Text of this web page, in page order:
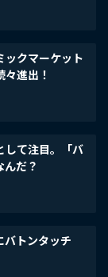
ックマーケット
々進出！
して注目。「バ
だ？
バトンタッチ